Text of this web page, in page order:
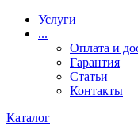
Услуги
...
Оплата и
Гарантия
Статьи
Контакты
Каталог